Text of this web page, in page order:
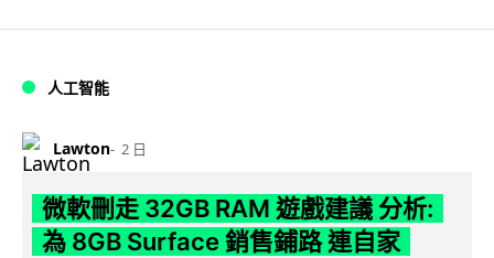
人工智能
Lawton 2 日
微軟刪走 32GB RAM 遊戲建議 分析:
為 8GB Surface 銷售鋪路 連自家